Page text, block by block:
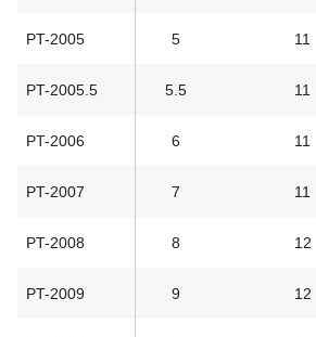
PT-2005 5 11
PT-2005.5 5.5 11
PT-2006 6 11
PT-2007 7 11
PT-2008 8 12
PT-2009 9 12